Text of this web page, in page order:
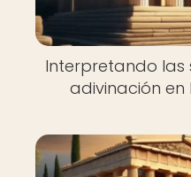
Interpretando las
adivinación en